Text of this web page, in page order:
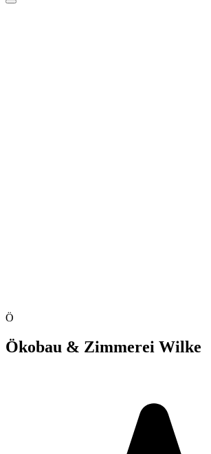
Ö
Ökobau & Zimmerei Wilke